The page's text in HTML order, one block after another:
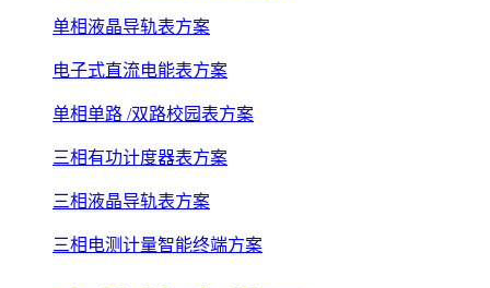
单相液晶导轨表方案
电子式直流电能表方案
单相单路 /双路校园表方案
三相有功计度器表方案
三相液晶导轨表方案
三相电测计量智能终端方案